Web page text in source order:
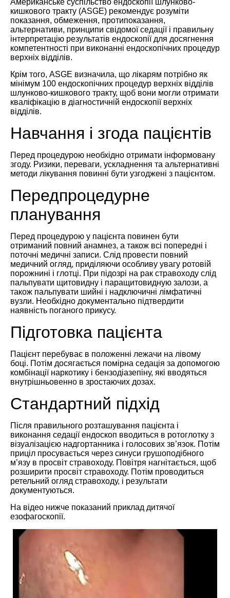
кишкового тракту (ASGE) рекомендує розуміти
показання, обмеження, протипоказання,
альтернативи, принципи свідомої седації і правильну
інтерпретацію результатів ендоскопії для досягнення
компетентності при виконанні ендоскопічних процедур
верхніх відділів.
Крім того, ASGE визначила, що лікарям потрібно як
мінімум 100 ендоскопічних процедур верхніх відділів
шлунково-кишкового тракту, щоб вони могли отримати
кваліфікацію в діагностичній ендоскопії верхніх
відділів.
Навчання і згода пацієнтів
Перед процедурою необхідно отримати інформовану
згоду. Ризики, переваги, ускладнення та альтернативні
методи лікування повинні бути узгоджені з пацієнтом.
Передпроцедурне
планування
Перед процедурою у пацієнта повинен бути
отриманий повний анамнез, а також всі попередні і
поточні медичні записи. Слід провести повний
медичний огляд, приділяючи особливу увагу ротовій
порожнині і глотці. При підозрі на рак стравоходу слід
пальпувати щитовидну і паращитовидную залози, а
також пальпувати шийні і надключичні лімфатичні
вузли. Необхідно документально підтвердити
наявність поганого прикусу.
Підготовка пацієнта
Пацієнт перебуває в положенні лежачи на лівому
боці. Потім досягається помірна седація за допомогою
комбінації наркотику і бензодіазепіну, які вводяться
внутрішньовенно в зростаючих дозах.
Стандартний підхід
Після правильного розташування пацієнта і
виконання седації ендоскоп вводиться в ротоглотку з
візуалізацією надгортанника і голосових зв’язок. Потім
приціл просувається через синуси грушоподібного
м’язу в просвіт стравоходу. Повітря нагнітається, щоб
розширити просвіт стравоходу. Потім проводиться
ретельний огляд стравоходу, і результати
документуються.
На відео нижче показаний приклад дитячої
езофагоскопії.